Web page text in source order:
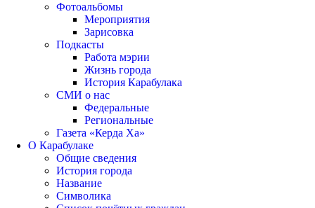
Фотоальбомы
Мероприятия
Зарисовка
Подкасты
Работа мэрии
Жизнь города
История Карабулака
СМИ о нас
Федеральные
Региональные
Газета «Керда Ха»
О Карабулаке
Общие сведения
История города
Название
Символика